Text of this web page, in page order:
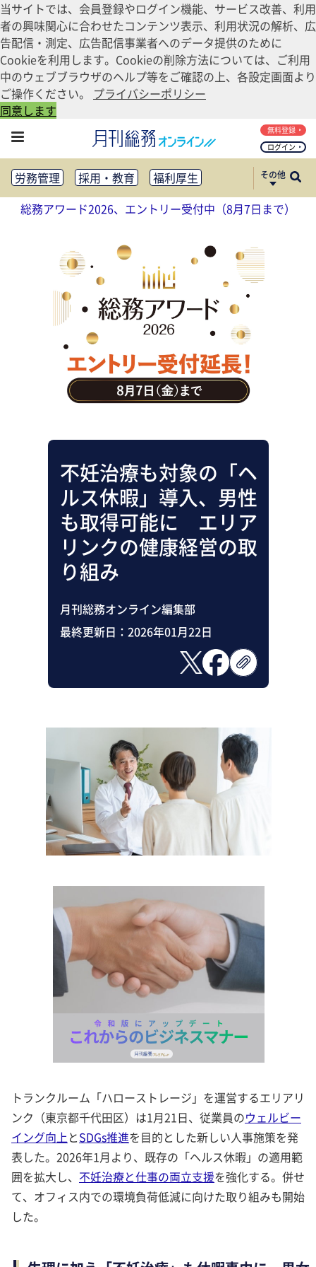
当サイトでは、会員登録やログイン機能、サービス改善、利用
者の興味関心に合わせたコンテンツ表示、利用状況の解析、広
告配信・測定、広告配信事業者へのデータ提供のために
Cookieを利用します。Cookieの削除方法については、ご利用
中のウェブブラウザのヘルプ等をご確認の上、各設定画面より
ご操作ください。 プライバシーポリシー
同意します
ログイン
無料登録
労務管理 採用・教育
福利厚生
健康経営
働き方改革
法務・コンプライアンス
リスクマネジメント・BCP
社外・社内広報
社外・社内コミュニケーション活性化
FM・オフィス移転
CSR・SDGs
テクノロジー活用・DX
助成金・補助金・コスト削減
アウトソーシング・BPO
調査・レポート
その他
総務アワード2026、エントリー受付中（8月7日まで）
不妊治療も対象の「ヘ
ルス休暇」導入、男性
も取得可能に エリア
リンクの健康経営の取
り組み
月刊総務オンライン編集部
最終更新日： 2026年01月22日
トランクルーム「ハローストレージ」を運営するエリアリ
ンク（東京都千代田区）は1月21日、従業員のウェルビー
イング向上とSDGs推進を目的とした新しい人事施策を発
表した。2026年1月より、既存の「ヘルス休暇」の適用範
囲を拡大し、 不妊治療と仕事の両立支援を強化する。併せ
て、オフィス内での環境負荷低減に向けた取り組みも開始
した。